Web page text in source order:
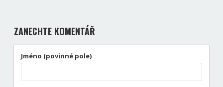
ZANECHTE KOMENTÁŘ
Jméno (povinné pole)